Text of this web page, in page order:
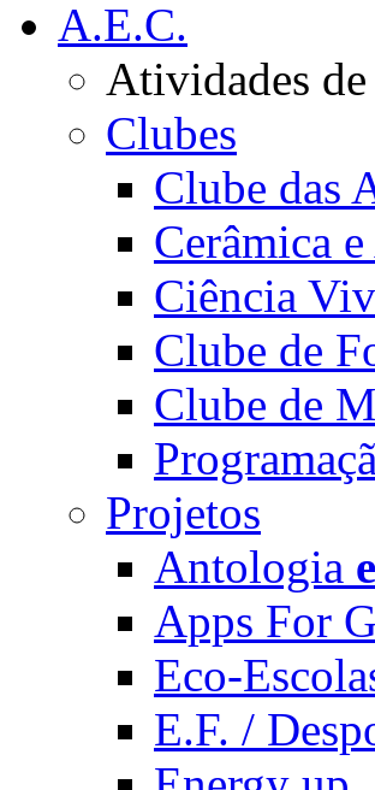
A.E.C.
Atividades
Clubes
Clube das
Cerâmica
Ciência
Clube de
Clube de
Projetos
Antologia
Apps For
Eco-
E.F. /